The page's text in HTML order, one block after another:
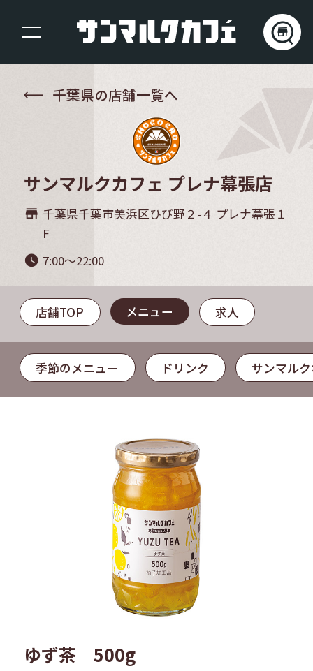
千葉県の店舗一覧へ
サンマルクカフェ プレナ幕張店
store_mall_directory 千葉県千葉市美浜区ひび野２-４ プレナ幕張１
F
watch_later 7:00～22:00
店舗TOP メニュー 求人
季節のメニュー ドリンク サンマル
ゆず茶 500g